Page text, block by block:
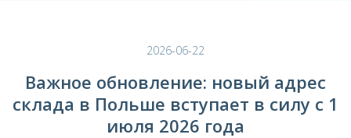
2026-06-22
Важное обновление: новый адрес
склада в Польше вступает в силу с 1
июля 2026 года